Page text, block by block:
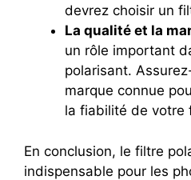
devrez choisir un
La qualité et la
un rôle important
polarisant.
marque connue
la fiabilité de votre
En conclusion, le filtre
indispensable pour les